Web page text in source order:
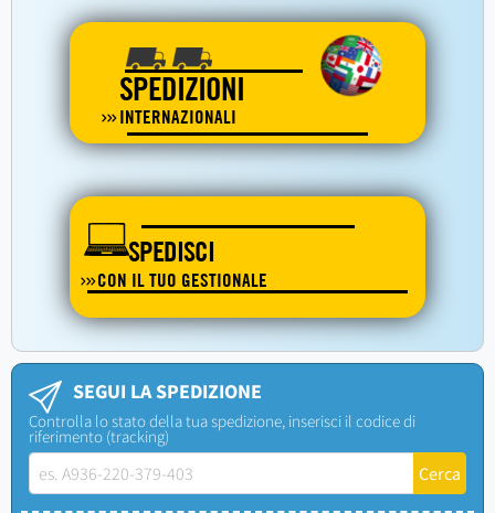
SPEDIZIONI
INTERNAZIONALI
SPEDISCI
CON IL TUO GESTIONALE
SEGUI LA SPEDIZIONE
Controlla lo stato della tua spedizione, inserisci il codice di
riferimento (tracking)